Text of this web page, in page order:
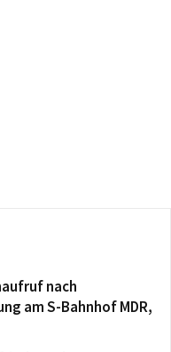
nach
am S-Bahnhof MDR,